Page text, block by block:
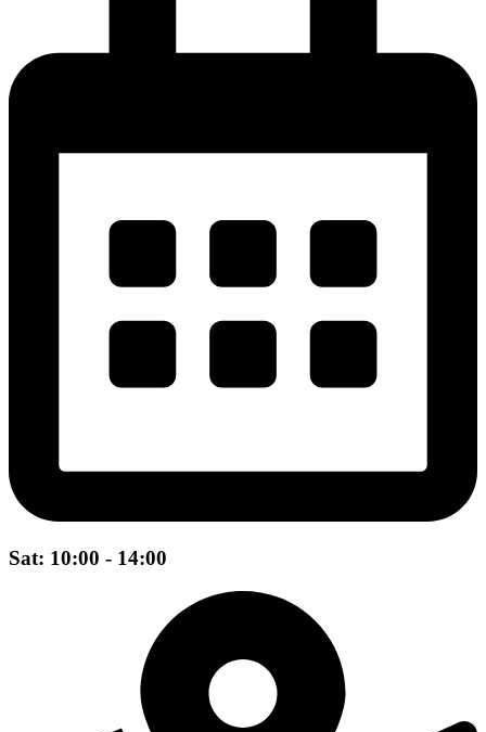
Sat: 10:00 - 14:00